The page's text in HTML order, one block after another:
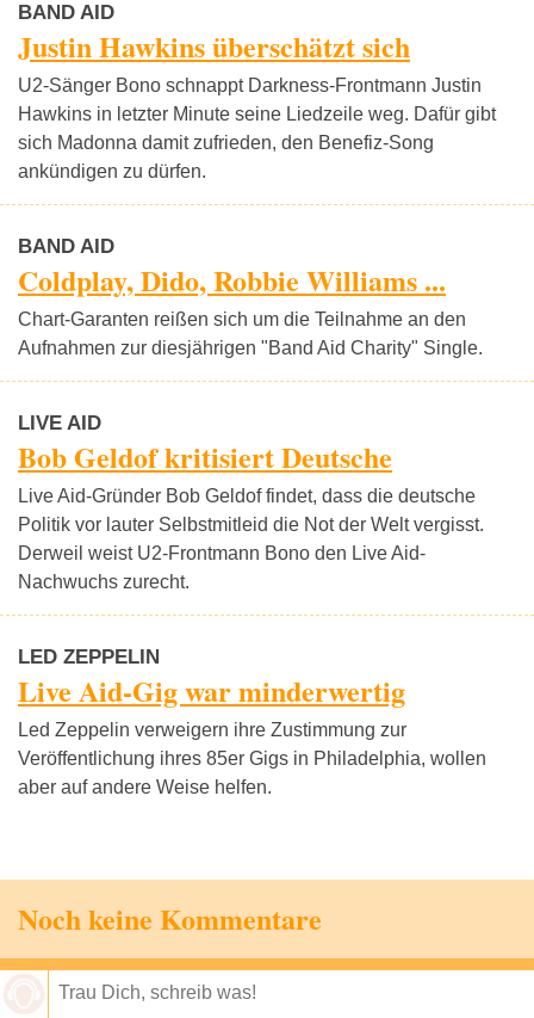
BAND AID
Justin Hawkins überschätzt sich
U2-Sänger Bono schnappt Darkness-Frontmann Justin
Hawkins in letzter Minute seine Liedzeile weg. Dafür gibt
sich Madonna damit zufrieden, den Benefiz-Song
ankündigen zu dürfen.
BAND AID
Coldplay, Dido, Robbie Williams ...
Chart-Garanten reißen sich um die Teilnahme an den
Aufnahmen zur diesjährigen "Band Aid Charity" Single.
LIVE AID
Bob Geldof kritisiert Deutsche
Live Aid-Gründer Bob Geldof findet, dass die deutsche
Politik vor lauter Selbstmitleid die Not der Welt vergisst.
Derweil weist U2-Frontmann Bono den Live Aid-
Nachwuchs zurecht.
LED ZEPPELIN
Live Aid-Gig war minderwertig
Led Zeppelin verweigern ihre Zustimmung zur
Veröffentlichung ihres 85er Gigs in Philadelphia, wollen
aber auf andere Weise helfen.
Noch keine Kommentare